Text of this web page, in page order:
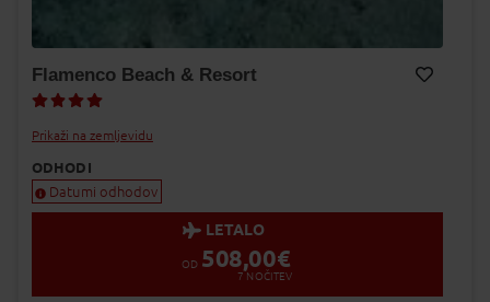
Flamenco Beach & Resort
Prikaži na zemljevidu
ODHODI
Datumi odhodov
LETALO
OD 508,00€
7 NOČITEV